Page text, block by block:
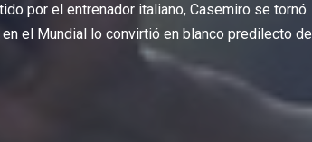
por el entrenador italiano, Casemiro se tornó
el Mundial lo convirtió en blanco predilecto de